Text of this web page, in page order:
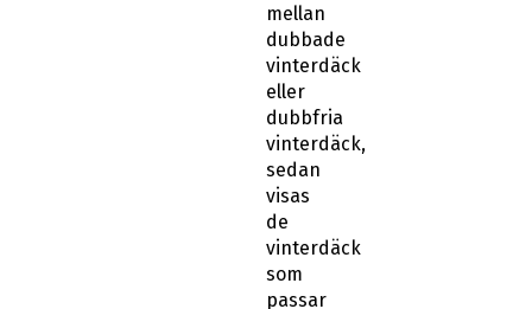
mellan
dubbade
vinterdäck
eller
dubbfria
vinterdäck,
sedan
visas
de
vinterdäck
som
passar